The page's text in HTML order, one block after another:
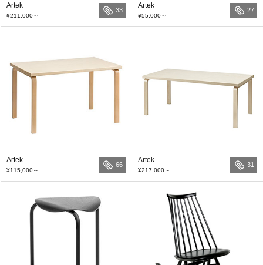
Artek
¥211,000～
33
Artek
¥55,000～
27
Artek
¥115,000～
66
Artek
¥217,000～
31